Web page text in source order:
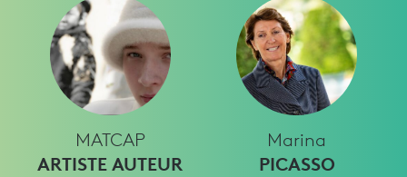
MATCAP
ARTISTE AUTEUR
Marina
PICASSO